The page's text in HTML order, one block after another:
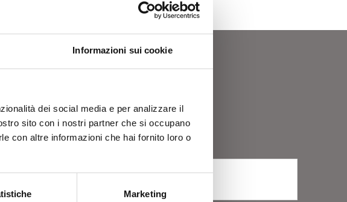
Informazioni sui cookie
dei social media e per analizzare il
sito con i nostri partner che si occupano
con altre informazioni che hai fornito loro o
Marketing